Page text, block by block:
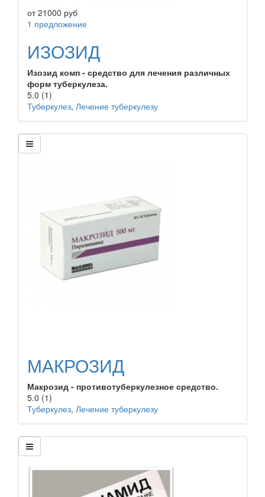
от21000 руб
1 предложение
ИЗОЗИД
Изозид комп - средство для лечения различных
форм туберкулеза.
5.0 (1)
Туберкулез, Лечение туберкулезу
МАКРОЗИД
Макрозид - противотуберкулезное средство.
5.0 (1)
Туберкулез, Лечение туберкулезу